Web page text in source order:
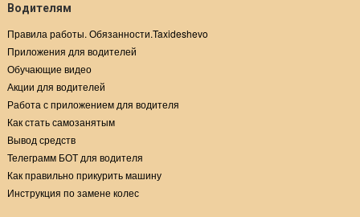
Водителям
Правила работы. Обязанности.Taxideshevo
Приложения для водителей
Обучающие видео
Акции для водителей
Работа с приложением для водителя
Как стать самозанятым
Вывод средств
Телеграмм БОТ для водителя
Как правильно прикурить машину
Инструкция по замене колес